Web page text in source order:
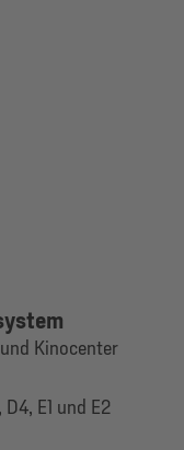
Kinocenter
E1 und E2